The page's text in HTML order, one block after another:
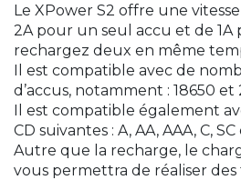
Le XPower S2 offre une
2A pour un seul accu et de 1A
rechargez deux en même
Il est compatible avec de
d’accus, notamment : 18650 et
Il est compatible également
CD suivantes : A, AA, AAA, C, SC
Autre que la recharge, le
vous permettra de réaliser